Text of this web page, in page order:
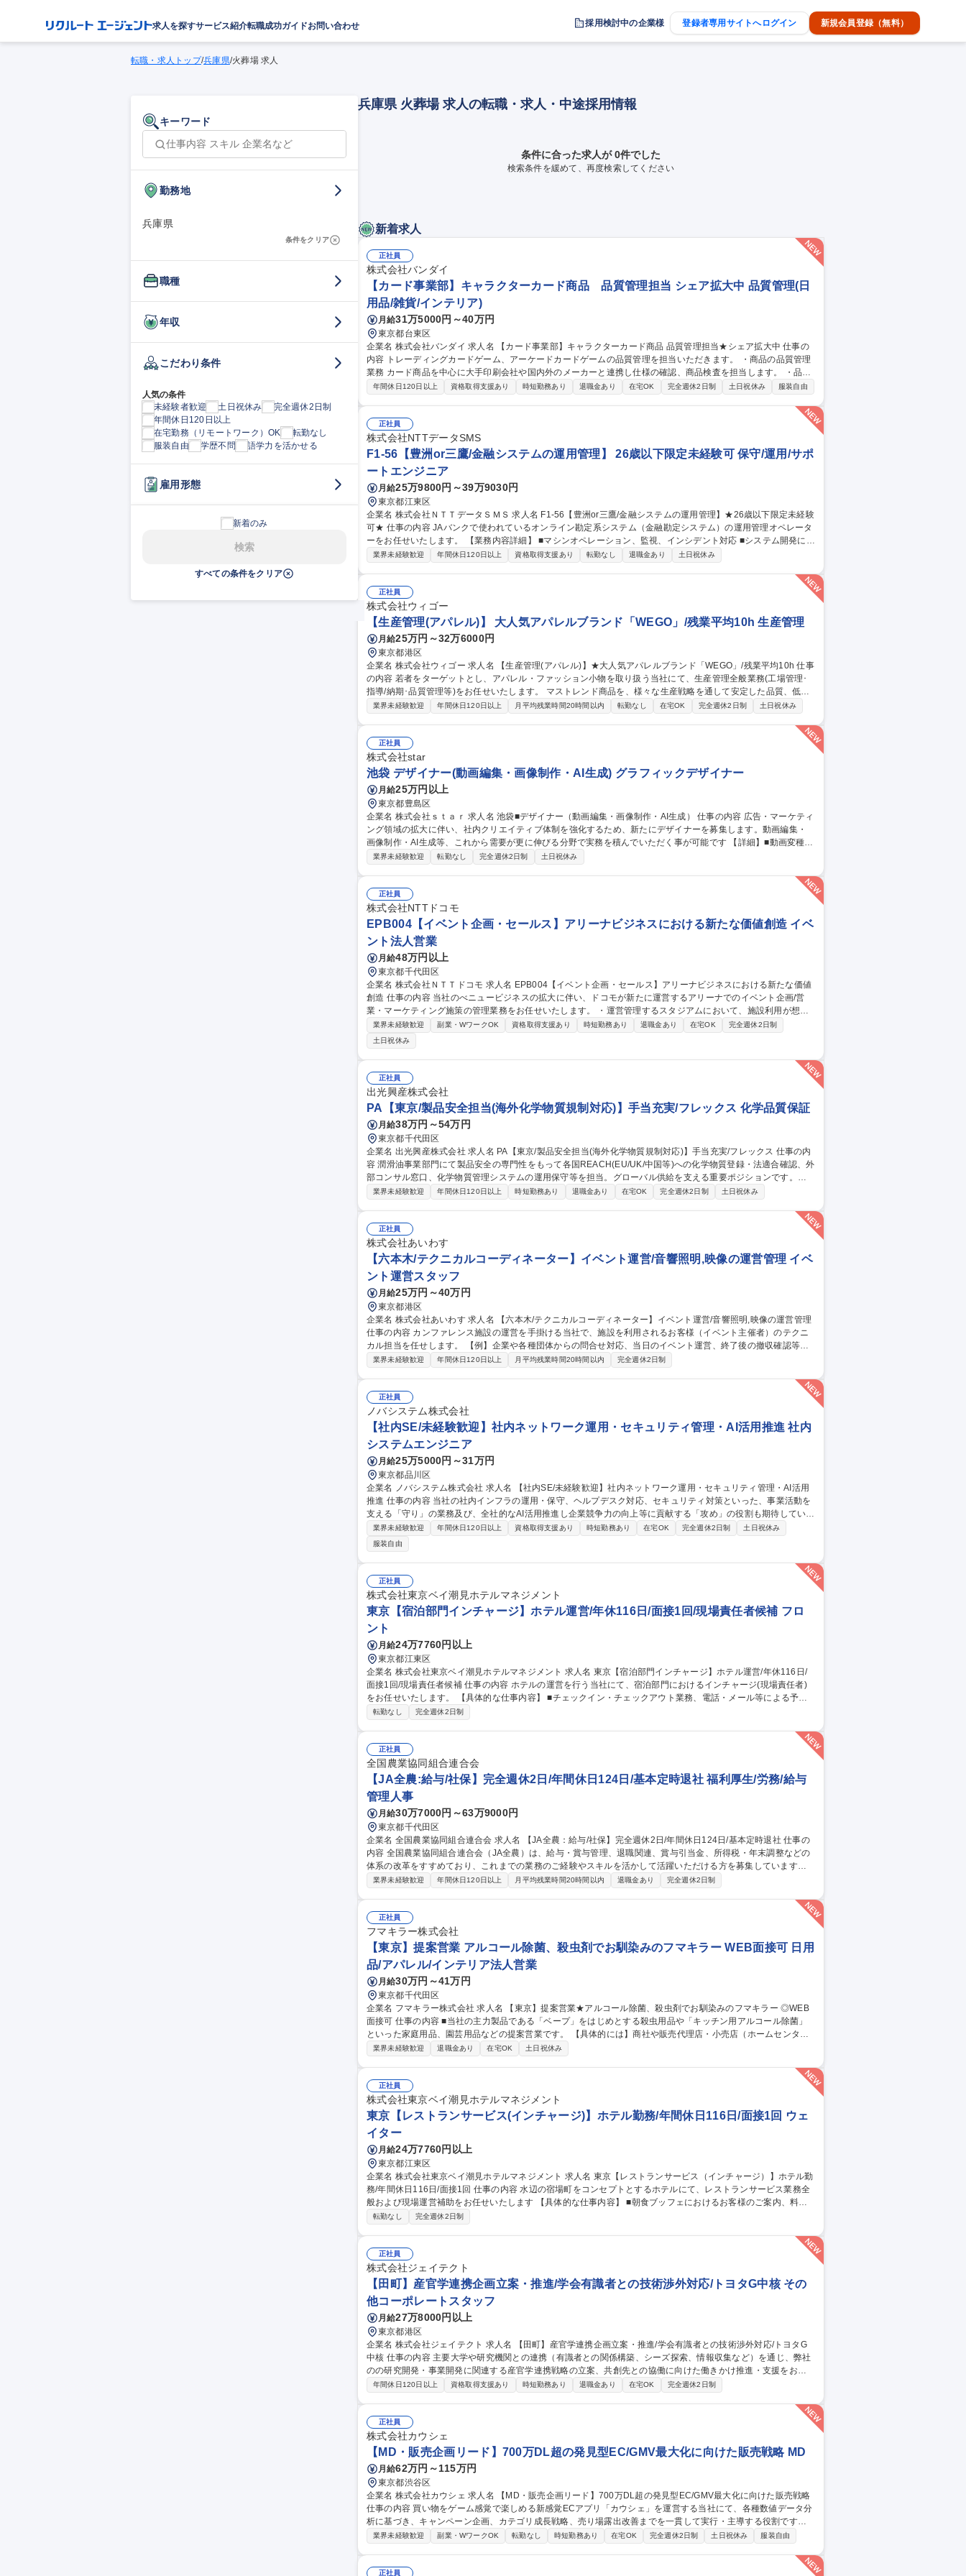
求人を探すサービス紹介転職成功ガイドお問い合わせ 採用検討中の企業様 登録者専用サイトへログイン 新規会員登録（無料）
転職・求人トップ/兵庫県/火葬場 求人
キーワード
勤務地
兵庫県
条件をクリア
職種
年収
こだわり条件
人気の条件
未経験者歓迎
土日祝休み
完全週休2日制
年間休日120日以上
在宅勤務（リモートワーク）OK
転勤なし
服装自由
学歴不問 語学力を活かせる
雇用形態
新着のみ
検索
すべての条件をクリア
兵庫県 火葬場 求人の転職・求人・中途採用情報
条件に合った求人が 0件でした
検索条件を緩めて、再度検索してください
新着求人
正社員
株式会社バンダイ
【カード事業部】キャラクターカード商品 品質管理担当 シェア拡大中 品質管理(日
用品/雑貨/インテリア)
月給31万5000円～40万円
東京都台東区
企業名 株式会社バンダイ 求人名 【カード事業部】キャラクターカード商品 品質管理担当★シェア拡大中 仕事の
内容 トレーディングカードゲーム、アーケードカードゲームの品質管理を担当いただきます。 ・商品の品質管理
業務 カード商品を中心に大手印刷会社や国内外のメーカーと連携し仕様の確認、商品検査を担当します。 ・品質
向上、持続性向上に向けた各種取組み 募集職種 【カード事業部】キャラクターカード商品 品質管理担当★シェア
年間休日120日以上 資格取得支援あり 時短勤務あり 退職金あり 在宅OK 完全週休2日制 土日祝休み 服装自由
正社員
株式会社NTTデータSMS
F1-56【豊洲or三鷹/金融システムの運用管理】 26歳以下限定未経験可 保守/運用/サポ
ートエンジニア
月給25万9800円～39万9030円
東京都江東区
企業名 株式会社ＮＴＴデータＳＭＳ 求人名 F1-56【豊洲or三鷹/金融システムの運用管理】★26歳以下限定未経験
可★ 仕事の内容 JAバンクで使われているオンライン勘定系システム（金融勘定システム）の運用管理オペレータ
ーをお任せいたします。 【業務内容詳細】 ■マシンオペレーション、監視、インシデント対応 ■システム開発に伴
う運用受け入れ推進 ■改善活動、各種報告書作成 【業務の魅力】 ITILに基づいた大規模金融システムの運用業務
業界未経験歓迎 年間休日120日以上 資格取得支援あり 転勤なし 退職金あり 土日祝休み
正社員
株式会社ウィゴー
【生産管理(アパレル)】 大人気アパレルブランド「WEGO」/残業平均10h 生産管理
月給25万円～32万6000円
東京都港区
企業名 株式会社ウィゴー 求人名 【生産管理(アパレル)】★大人気アパレルブランド「WEGO」/残業平均10h 仕事
の内容 若者をターゲットとし、アパレル・ファッション小物を取り扱う当社にて、生産管理全般業務(工場管理･
指導/納期･品質管理等)をお任せいたします。 マストレンド商品を、様々な生産戦略を通して安定した品質、低コ
ストで供給出来る生産体制を構築する事が当ポジションのミッションとなります。工場管理は本社にて電話やWE
ド「WEGO」/残業平均10h
業界未経験歓迎 年間休日120日以上 月平均残業時間20時間以内 転勤なし 在宅OK 完全週休2日制 土日祝休み
正社員
株式会社star
池袋 デザイナー(動画編集・画像制作・AI生成) グラフィックデザイナー
月給25万円以上
東京都豊島区
企業名 株式会社ｓｔａｒ 求人名 池袋■デザイナー（動画編集・画像制作・AI生成） 仕事の内容 広告・マーケティ
ング領域の拡大に伴い、社内クリエイティブ体制を強化するため、新たにデザイナーを募集します。動画編集・
画像制作・AI生成等、これから需要が更に伸びる分野で実務を積んでいただく事が可能です 【詳細】■動画変種：
広告動画の編集（SNS・Web広告向け）、カット編集・テロップ挿入・構成調整、納品フォーマットへの書き出
ビジュアル制作、プロンプト設計、生成素材の調整・ブラッシュアップ [業務内容の変更の範囲：当社業務全般]
募集職種 池袋■デザイナー（動画編集・画像制作・AI生成）
業界未経験歓迎 転勤なし 完全週休2日制 土日祝休み
正社員
株式会社NTTドコモ
EPB004【イベント企画・セールス】アリーナビジネスにおける新たな価値創造 イベ
ント法人営業
月給48万円以上
東京都千代田区
企業名 株式会社ＮＴＴドコモ 求人名 EPB004【イベント企画・セールス】アリーナビジネスにおける新たな価値
創造 仕事の内容 当社のべニュービジネスの拡大に伴い、ドコモが新たに運営するアリーナでのイベント企画/営
業・マーケティング施策の管理業務をお任せいたします。 ・運営管理するスタジアムにおいて、施設利用が想定
される興行主（特に音楽興行主）へのブッキング営業業務や自主イベントの企画立案 ・上記イベント利用時にお
ける、マーケティング施策の実行管理 ※今回のポジションでは、採用後管理するスタジアム運営会社への出向可
業界未経験歓迎 副業・WワークOK 資格取得支援あり 時短勤務あり 退職金あり 在宅OK
完全週休2日制
土日祝休み
正社員
出光興産株式会社
PA【東京/製品安全担当(海外化学物質規制対応)】手当充実/フレックス 化学品質保証
月給38万円～54万円
東京都千代田区
企業名 出光興産株式会社 求人名 PA【東京/製品安全担当(海外化学物質規制対応)】手当充実/フレックス 仕事の内
容 潤滑油事業部門にて製品安全の専門性をもって各国REACH(EU/UK/中国等)への化学物質登録・法適合確認、外
部コンサル窓口、化学物質管理システムの運用保守等を担当。グローバル供給を支える重要ポジションです。
【業務詳細】■各国REACH(EU, UK, トルコ, 中国, 韓国, 台湾)への化学物質登録等の対■各国輸入実績数量の集計
リア】部門内に研究・製造・販売・サプライチェーンを擁し、将来的には専門職の極みだけでなく海外拠点や他
部門のマネジャーなど柔軟なキャリア形成が可能です。 募集職種 PA【東京/製品安全担当(海外化学物質規制対
応)】手当充実/フレックス
業界未経験歓迎 年間休日120日以上 時短勤務あり 退職金あり 在宅OK 完全週休2日制 土日祝休み
正社員
株式会社あいわす
【六本木/テクニカルコーディネーター】イベント運営/音響照明,映像の運営管理 イベ
ント運営スタッフ
月給25万円～40万円
東京都港区
企業名 株式会社あいわす 求人名 【六本木/テクニカルコーディネーター】イベント運営/音響照明,映像の運営管理
仕事の内容 カンファレンス施設の運営を手掛ける当社で、施設を利用されるお客様（イベント主催者）のテクニ
カル担当を任せします。 【例】企業や各種団体からの問合せ対応、当日のイベント運営、終了後の撤収確認等。
【イベント当日までの流れ】問い合わせ対応や予約受付→会場の案内→イベント内容・規模・予算などのヒアリ
は指定協力会社への手配、準備→イベント当日の運営(設営から撤収までのディレクションを行います) ※きめ細や
かな対応とホスピタリティでお客様にご満足いただいております 募集職種 【六本木/テクニカルコーディネータ
ー】イベント運営/音響照明,映像の運営管理
業界未経験歓迎 年間休日120日以上 月平均残業時間20時間以内 完全週休2日制
正社員
ノバシステム株式会社
【社内SE/未経験歓迎】社内ネットワーク運用・セキュリティ管理・AI活用推進 社内
システムエンジニア
月給25万5000円～31万円
東京都品川区
企業名 ノバシステム株式会社 求人名 【社内SE/未経験歓迎】社内ネットワーク運用・セキュリティ管理・AI活用
推進 仕事の内容 当社の社内インフラの運用・保守、ヘルプデスク対応、セキュリティ対策といった、事業活動を
支える「守り」の業務及び、全社的なAI活用推進し企業競争力の向上等に貢献する「攻め」の役割も期待していま
す。 ・社内ネットワーク、システムの保守 ・社内ネットワーク、システムのセキュリティ対策 ・社員のセキュリ
ティ教育 ・Pマーク、ISMSの更新および監査対応 ・社員向けAI教育・AI利用の仕組みづくり ・M365, Claude, ウ
ィルスバスター等のライセンス管理 募集職種 【社内SE/未経験歓迎】社内ネットワーク運用・セキュリティ管
理・AI活用推進
業界未経験歓迎 年間休日120日以上 資格取得支援あり 時短勤務あり 在宅OK 完全週休2日制
土日祝休み
服装自由
正社員
株式会社東京ベイ潮見ホテルマネジメント
東京【宿泊部門インチャージ】ホテル運営/年休116日/面接1回/現場責任者候補 フロ
ント
月給24万7760円以上
東京都江東区
企業名 株式会社東京ベイ潮見ホテルマネジメント 求人名 東京【宿泊部門インチャージ】ホテル運営/年休116日/
面接1回/現場責任者候補 仕事の内容 ホテルの運営を行う当社にて、宿泊部門におけるインチャージ(現場責任者)
をお任せいたします。 【具体的な仕事内容】 ■チェックイン・チェックアウト業務、電話・メール等による予約
対応 ■館内案内、客室対応などのフロントサービス全般、ゲスト対応業務 ■スタッフへの指示・育成、オペレーシ
転勤なし 完全週休2日制
正社員
全国農業協同組合連合会
【JA全農:給与/社保】完全週休2日/年間休日124日/基本定時退社 福利厚生/労務/給与
管理人事
月給30万7000円～63万9000円
東京都千代田区
企業名 全国農業協同組合連合会 求人名 【JA全農：給与/社保】完全週休2日/年間休日124日/基本定時退社 仕事の
内容 全国農業協同組合連合会（JA全農）は、給与・賞与管理、退職関連、賞与引当金、所得税・年末調整などの
体系の改革をすすめており、これまでの業務のご経験やスキルを活かして活躍いただける方を募集しています。
ご経験・適性・希望をもとに、以下の中から担当いただく業務を決定します。 ■給与・賞与管理業務■所得税対
年間休日124日/基本定時退社
業界未経験歓迎 年間休日120日以上 月平均残業時間20時間以内 退職金あり 完全週休2日制
正社員
フマキラー株式会社
【東京】提案営業 アルコール除菌、殺虫剤でお馴染みのフマキラー WEB面接可 日用
品/アパレル/インテリア法人営業
月給30万円～41万円
東京都千代田区
企業名 フマキラー株式会社 求人名 【東京】提案営業★アルコール除菌、殺虫剤でお馴染みのフマキラー ◎WEB
面接可 仕事の内容 ■当社の主力製品である「ベープ」をはじめとする殺虫用品や「キッチン用アルコール除菌」
といった家庭用品、園芸用品などの提案営業です。 【具体的には】商社や販売代理店・小売店（ホームセンタ
ー、スーパー ドラッグストア等 ）への本部商談と店頭での販売促進を中心に担っていただきます。市場や販売動
暮らしを守ることに直結するやりがいのある営業です ■弊社は海外でも殺虫剤事業を展開しております。将来的に
は海外営業としてのキャリア構築も可能です。 募集職種 【東京】提案営業★アルコール除菌、殺虫剤でお馴染み
のフマキラー ◎WEB面接可
業界未経験歓迎 退職金あり 在宅OK 土日祝休み
正社員
株式会社東京ベイ潮見ホテルマネジメント
東京【レストランサービス(インチャージ)】ホテル勤務/年間休日116日/面接1回 ウェ
イター
月給24万7760円以上
東京都江東区
企業名 株式会社東京ベイ潮見ホテルマネジメント 求人名 東京【レストランサービス（インチャージ）】ホテル勤
務/年間休日116日/面接1回 仕事の内容 水辺の宿場町をコンセプトとするホテルにて、レストランサービス業務全
般および現場運営補助をお任せいたします 【具体的な仕事内容】 ■朝食ブッフェにおけるお客様のご案内、料理
補充、テーブルリセット ■アフタヌーンティー、ディナー（アラカルト・コース）の接客対応 ■料理・飲み物の配
（インチャージ）】ホテル勤務/年間休日116日/面接1回
転勤なし 完全週休2日制
正社員
株式会社ジェイテクト
【田町】産官学連携企画立案・推進/学会有識者との技術渉外対応/トヨタG中核 その
他コーポレートスタッフ
月給27万8000円以上
東京都港区
企業名 株式会社ジェイテクト 求人名 【田町】産官学連携企画立案・推進/学会有識者との技術渉外対応/トヨタG
中核 仕事の内容 主要大学や研究機関との連携（有識者との関係構築、シーズ探索、情報収集など）を通じ、弊社
のの研究開発・事業開発に関連する産官学連携戦略の立案、共創先との協働に向けた働きかけ推進・支援をお任
せします。 社外との幅広い交流を通じてニーズとシーズのマッチングを図り社会課題の解決や未来の社会に対す
学会有識者との技術渉外対応/トヨタG中核
年間休日120日以上 資格取得支援あり 時短勤務あり 退職金あり 在宅OK 完全週休2日制
正社員
株式会社カウシェ
【MD・販売企画リード】700万DL超の発見型EC/GMV最大化に向けた販売戦略 MD
月給62万円～115万円
東京都渋谷区
企業名 株式会社カウシェ 求人名 【MD・販売企画リード】700万DL超の発見型EC/GMV最大化に向けた販売戦略
仕事の内容 買い物をゲーム感覚で楽しめる新感覚ECアプリ「カウシェ」を運営する当社にて、各種数値データ分
析に基づき、キャンペーン企画、カテゴリ成長戦略、売り場露出改善までを一貫して実行・主導する役割です。
・年間/月次の販売カレンダー設計および大型キャンペーンの企画・推進 ・重点カテゴリ（食品・日用品等）の注
CVR等のデータ分析に基づく課題特定と再現可能な施策の立案 ・営業・仕入・プロダクト・CS等、関係部署を巻
き込んだ進行管理 ・施策実行後の効果検証と振り返りを通じた販売改善サイクルの構築 募集職種 【MD・販売企
業界未経験歓迎 副業・WワークOK 転勤なし 時短勤務あり 在宅OK 完全週休2日制 土日祝休み 服装自由
正社員